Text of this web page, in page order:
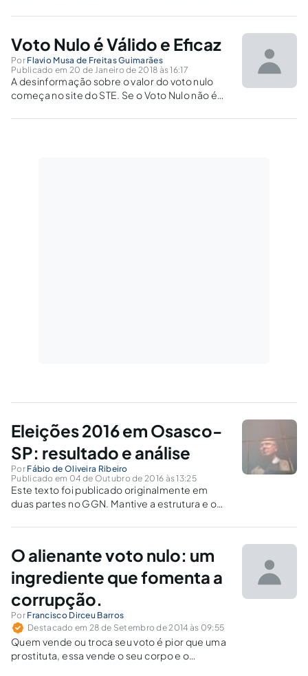
Voto Nulo é Válido e Eficaz
Por Flavio Musa de Freitas Guimarães
Publicado em 20 de Janeiro de 2018 às 16:17
A desinformação sobre o valor do voto nulo
começa no site do STE. Se o Voto Nulo não é
na Constituição?
Eleições 2016 em Osasco-
SP: resultado e análise
Por Fábio de Oliveira Ribeiro
Publicado em 04 de Outubro de 2016 às 13:25
Este texto foi publicado originalmente em
duas partes no GGN. Mantive a estrutura e o
O alienante voto nulo: um
ingrediente que fomenta a
corrupção.
Por Francisco Dirceu Barros
Destacado em 28 de Setembro de 2014 às 09:55
Quem vende ou troca seu voto é pior que uma
prostituta, essa vende o seu corpo e o